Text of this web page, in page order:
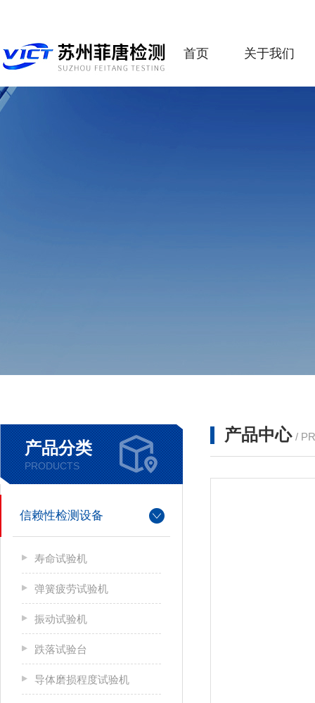
首页 关于我们
产品分类
PRODUCTS
信赖性检测设备
寿命试验机
弹簧疲劳试验机
振动试验机
跌落试验台
导体磨损程度试验机
产品中心 /